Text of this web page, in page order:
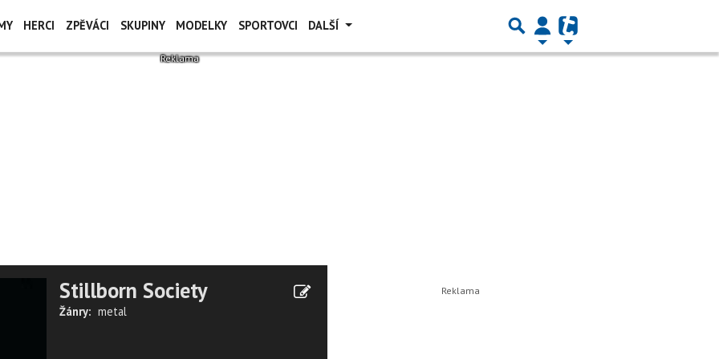
HERCI ZPĚVÁCI SKUPINY MODELKY SPORTOVCI DALŠÍ
Stillborn Society
Žánry: metal